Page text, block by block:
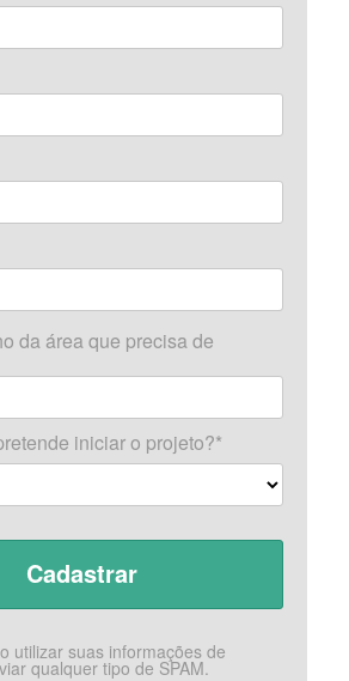
da área que precisa de
iniciar o projeto?*
utilizar suas informações de
qualquer tipo de SPAM.